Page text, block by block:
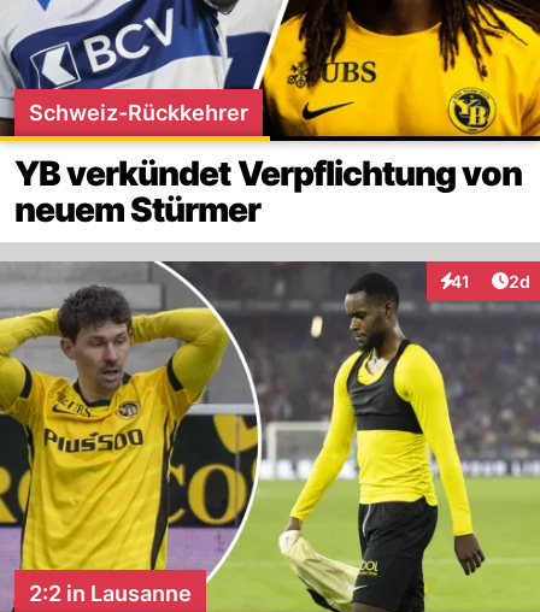
Schweiz-Rückkehrer
YB verkündet Verpflichtung von
neuem Stürmer
41
Interaktionen
2d
2:2 in Lausanne